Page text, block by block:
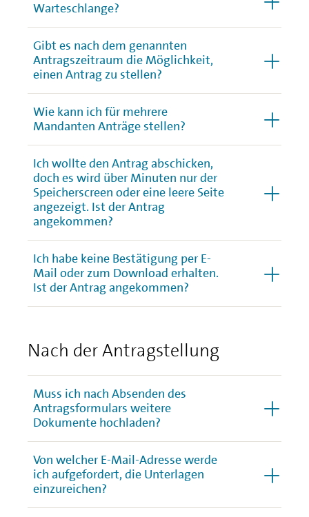
Warteschlange?
Gibt es nach dem genannten
Antragszeitraum die Möglichkeit,
einen Antrag zu stellen?
Wie kann ich für mehrere
Mandanten Anträge stellen?
Ich wollte den Antrag abschicken,
doch es wird über Minuten nur der
Speicherscreen oder eine leere Seite
angezeigt. Ist der Antrag
angekommen?
Ich habe keine Bestätigung per E-
Mail oder zum Download erhalten.
Ist der Antrag angekommen?
Nach der Antragstellung
Muss ich nach Absenden des
Antragsformulars weitere
Dokumente hochladen?
Von welcher E-Mail-Adresse werde
ich aufgefordert, die Unterlagen
einzureichen?